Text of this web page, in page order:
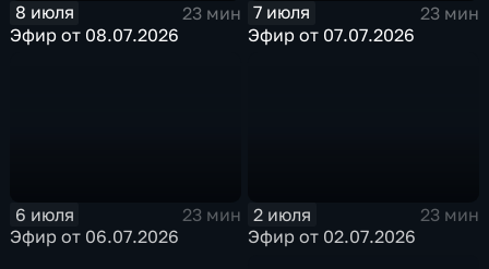
8 июля
23 мин
Эфир от 08.07.2026
7 июля
23 мин
Эфир от 07.07.2026
6 июля
23 мин
Эфир от 06.07.2026
2 июля
23 мин
Эфир от 02.07.2026